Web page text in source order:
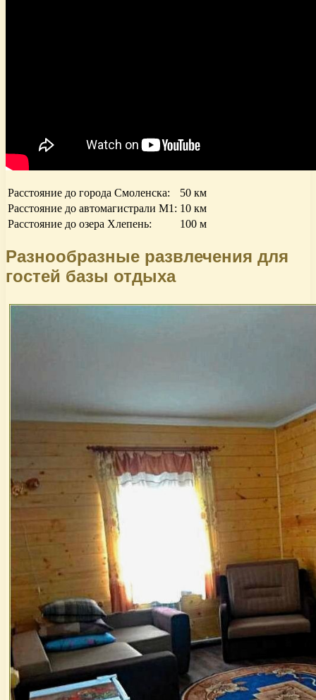
Расстояние до города Смоленска:
50 км
Расстояние до автомагистрали М1: 10 км
Расстояние до озера Хлепень:
100 м
Разнообразные развлечения для
гостей базы отдыха